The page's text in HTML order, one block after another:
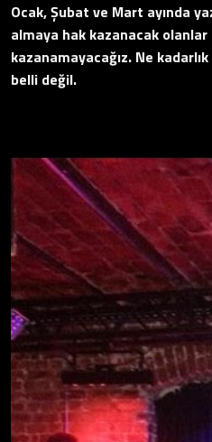
Ocak, Şubat ve Mart ayında
almaya hak kazanacak
kazanamayacağız. Ne
belli değil.